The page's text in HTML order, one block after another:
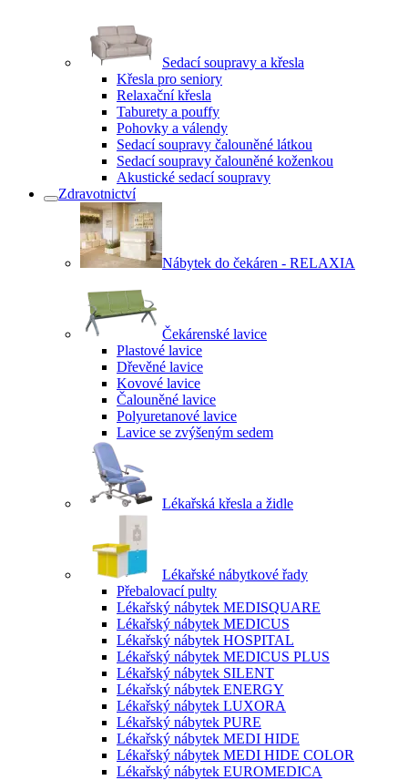
Sedací soupravy a křesla
Křesla pro seniory
Relaxační křesla
Taburety a pouffy
Pohovky a válendy
Sedací soupravy čalouněné látkou
Sedací soupravy čalouněné koženkou
Akustické sedací soupravy
Zdravotnictví
Nábytek do čekáren - RELAXIA
Čekárenské lavice
Plastové lavice
Dřevěné lavice
Kovové lavice
Čalouněné lavice
Polyuretanové lavice
Lavice se zvýšeným sedem
Lékařská křesla a židle
Lékařské nábytkové řady
Přebalovací pulty
Lékařský nábytek MEDISQUARE
Lékařský nábytek MEDICUS
Lékařský nábytek HOSPITAL
Lékařský nábytek MEDICUS PLUS
Lékařský nábytek SILENT
Lékařský nábytek ENERGY
Lékařský nábytek LUXORA
Lékařský nábytek PURE
Lékařský nábytek MEDI HIDE
Lékařský nábytek MEDI HIDE COLOR
Lékařský nábytek EUROMEDICA